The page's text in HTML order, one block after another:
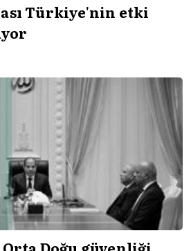
Türkiye'nin etki